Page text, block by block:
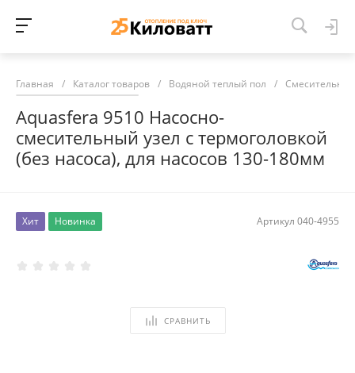
Главная / Каталог товаров / Водяной теплый пол /
Aquasfera 9510 Насосно-
смесительный узел с термоголовкой
(без насоса), для насосов 130-180мм
Хит Новинка Артикул 040-4955
СРАВНИТЬ